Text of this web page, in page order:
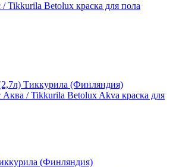
Tikkurila Betolux краска для пола
/ Tikkurila Betolux Akva краска для